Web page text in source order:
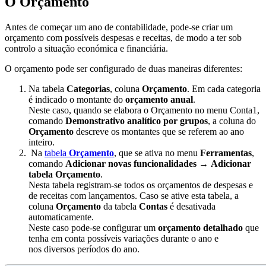
Antes de começar um ano de contabilidade, pode-se criar um
orçamento com possíveis despesas e receitas, de modo a ter sob
controlo a situação económica e financiária.
O orçamento pode ser configurado de duas maneiras diferentes:
Na tabela Categorias, coluna Orçamento. Em cada categoria
é indicado o montante do orçamento anual.
Neste caso, quando se elabora o Orçamento no menu Conta1,
comando Demonstrativo analítico por grupos, a coluna do
Orçamento descreve os montantes que se referem ao ano
inteiro.
Na tabela Orçamento, que se ativa no menu Ferramentas,
comando Adicionar novas funcionalidades → Adicionar
tabela Orçamento.
Nesta tabela registram-se todos os orçamentos de despesas e
de receitas com lançamentos. Caso se ative esta tabela, a
coluna Orçamento da tabela Contas é desativada
automaticamente.
Neste caso pode-se configurar um orçamento detalhado que
tenha em conta possíveis variações durante o ano e
nos diversos períodos do ano.